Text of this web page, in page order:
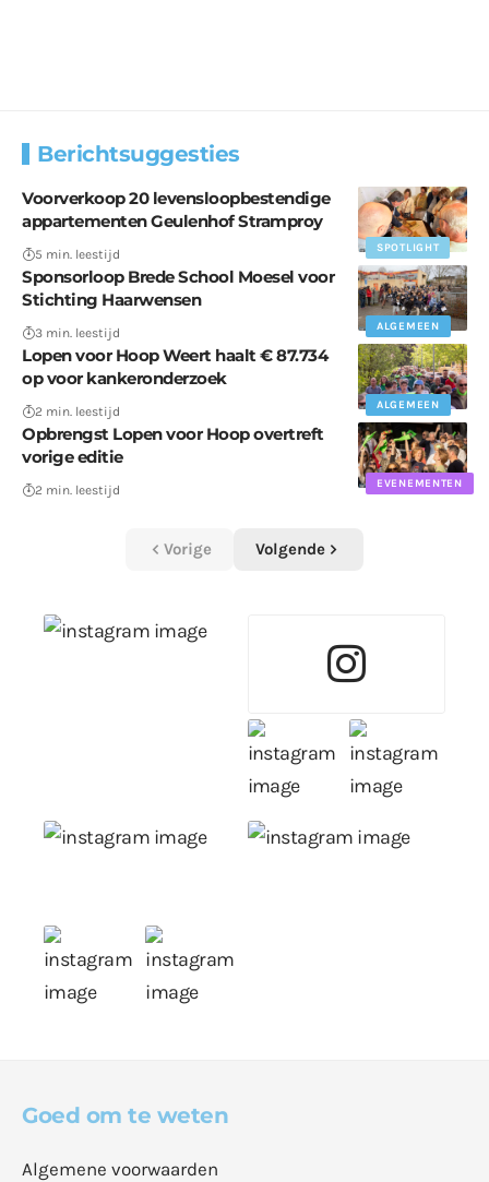
Berichtsuggesties
SPOTLIGHT
Voorverkoop 20 levensloopbestendige
appartementen Geulenhof Stramproy
5 min. leestijd
ALGEMEEN
Sponsorloop Brede School Moesel voor
Stichting Haarwensen
3 min. leestijd
ALGEMEEN
Lopen voor Hoop Weert haalt € 87.734
op voor kankeronderzoek
2 min. leestijd
EVENEMENTEN
Opbrengst Lopen voor Hoop overtreft
vorige editie
2 min. leestijd
Vorige Volgende
Goed om te weten
Algemene voorwaarden